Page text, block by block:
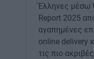
Έλληνες μέσω
Report 2025
αγαπημένες
online delivery
τις πιο